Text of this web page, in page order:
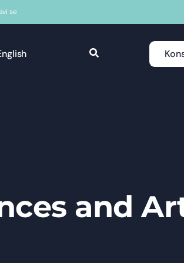
se
and